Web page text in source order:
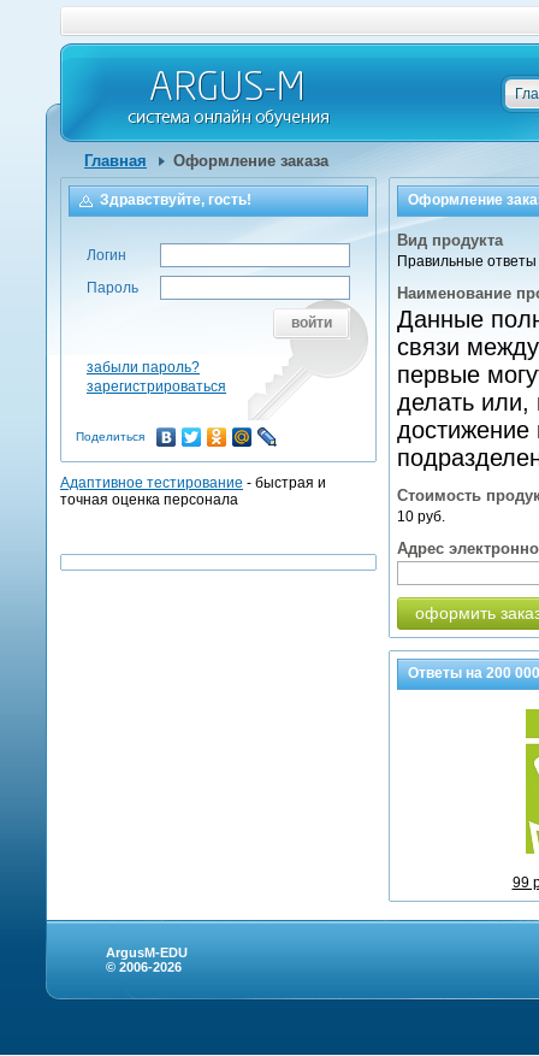
Главная Оформление заказа
Оформление
Вид продукта
Правильные ответы
Наименование
Данные
связи
первые
делать или,
Стоимость
10 руб.
Адрес
оформить
Ответы на200 000
99
Здравствуйте, гость!
Логин
Пароль
войти
забыли пароль?
зарегистрироваться
Поделиться
Адаптивное тестирование - быстрая и
точная оценка персонала
ArgusM-EDU
© 2006-2026